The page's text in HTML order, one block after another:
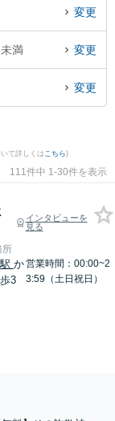
弁護士、弁護士法人エ
未満の詐欺被害のト
初回相談無料で50〜10
士に相談予約したい』
変更
満 変更
変更
て詳しくはこちら)
111件中 1-30件を表示
インタビューを
見る
所
か
3
営業時間：00:00~2
3:59（土日祝日）